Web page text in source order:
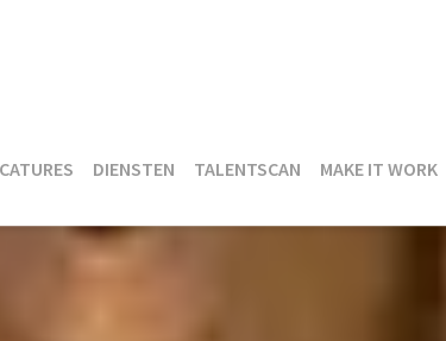
DIENSTEN TALENTSCAN MAKE IT WORK